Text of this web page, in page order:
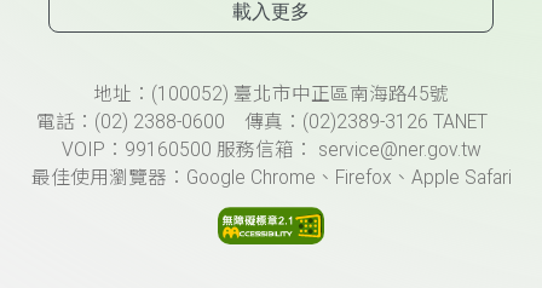
載入更多
頁尾資訊地址：(100052) 臺北市中正區南海路45號
電話：(02) 2388-0600 傳真：(02)2389-3126 TANET
VOIP：99160500 服務信箱： service@ner.gov.tw
最佳使用瀏覽器：Google Chrome、Firefox、Apple Safari